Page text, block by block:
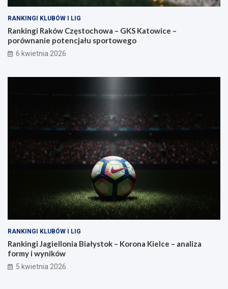
RANKINGI KLUBÓW I LIG
Rankingi Raków Częstochowa – GKS Katowice –
porównanie potencjału sportowego
6 kwietnia 2026
RANKINGI KLUBÓW I LIG
Rankingi Jagiellonia Białystok – Korona Kielce – analiza
formy i wyników
5 kwietnia 2026